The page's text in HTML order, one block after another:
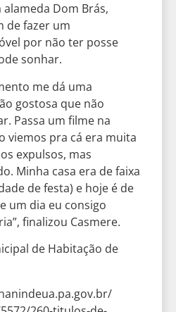
Dom Brás,
de fazer um
por não ter posse
sonhar.
me dá uma
gostosa que não
Passa um filme na
viemos pra cá era muita
expulsos, mas
Minha casa era de faixa
de festa) e hoje é de
um dia eu consigo
finalizou Casmere.
de Habitação de